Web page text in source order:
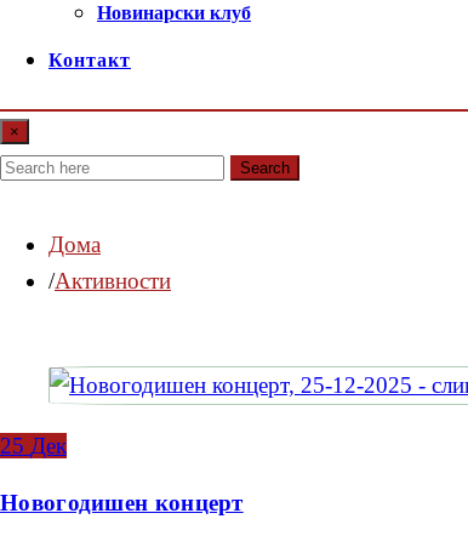
Новинарски клуб
Контакт
×
Search
Дома
Активности
25 Дек
Новогодишен концерт